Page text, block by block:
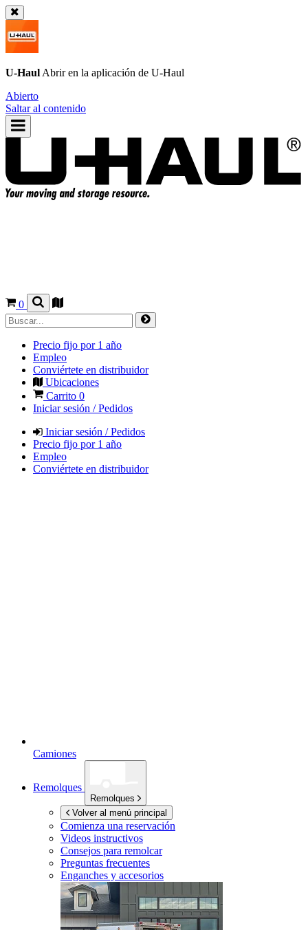
U-Haul Abrir en la aplicación de U-Haul
Abierto
Saltar al contenido
0
Precio fijo por 1 año
Empleo
Conviértete en distribuidor
Ubicaciones
Carrito 0
Iniciar sesión / Pedidos
Iniciar sesión / Pedidos
Precio fijo por 1 año
Empleo
Conviértete en distribuidor
Camiones
Remolques
Remolques
Volver al menú principal
Comienza una reservación
Videos instructivos
Consejos para remolcar
Preguntas frecuentes
Enganches y accesorios